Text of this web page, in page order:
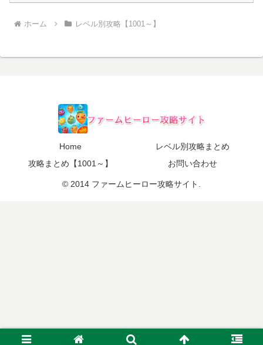
ホーム レベル別攻略【1001～】
Home
レベル別攻略まとめ
攻略まとめ【1001～】
お問い合わせ
© 2014 ファームヒーロー攻略サイト.